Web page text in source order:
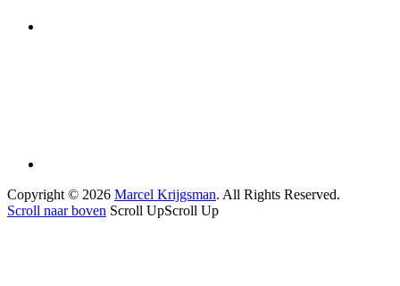
Copyright © 2026 Marcel Krijgsman. All Rights Reserved.
Scroll naar boven Scroll UpScroll Up